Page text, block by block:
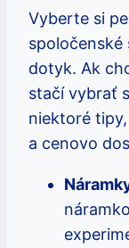
Vyberte si
spoločenské
dotyk. Ak
stačí vybrať
niektoré
a cenovo